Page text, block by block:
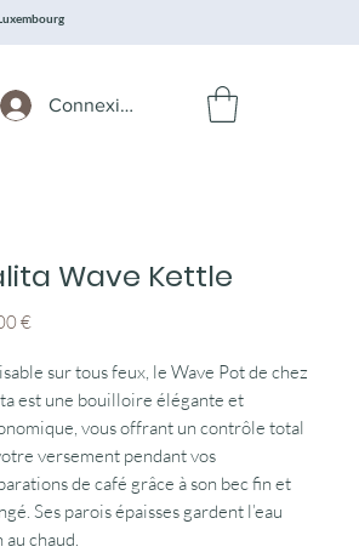
Connexion
Wave Kettle
€
sur tous feux, le Wave Pot de chez
est une bouilloire élégante et
vous offrant un contrôle total
versement pendant vos
de café grâce à son bec fin et
Ses parois épaisses gardent l’eau
au chaud.